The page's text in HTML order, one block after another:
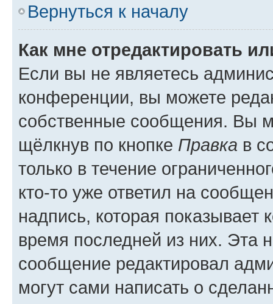
Вернуться к началу
Как мне отредактировать
Если вы не являетесь
конференции, вы можете
собственные сообщения. Вы
щёлкнув по кнопке Правка в
только в течение
кто-то уже ответил на
надпись, которая показывает
время последней из них. Эта
сообщение редактировал
могут сами написать о